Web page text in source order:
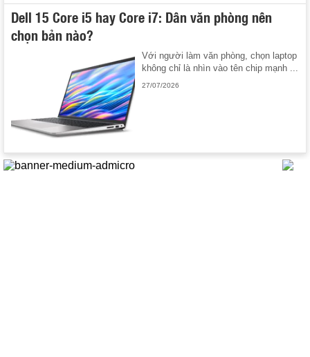
Dell 15 Core i5 hay Core i7: Dân văn phòng nên
chọn bản nào?
Với người làm văn phòng, chọn laptop
không chỉ là nhìn vào tên chip mạnh ...
27/07/2026